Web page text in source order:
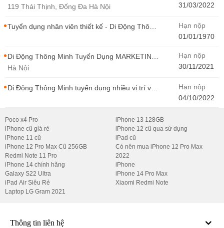
Bán Hàng Di Động Thông Minh
119 Thái Thịnh, Đống Đa Hà Nội
31/03/2022
Tuyển dụng nhân viên thiết kế - Di Động Thông
Hạn nộp
01/01/1970
Di Động Thông Minh Tuyển Dụng MARKETING
- CONTENT WIRITER
Hà Nội
Hạn nộp
30/11/2021
Di Động Thông Minh tuyển dụng nhiều vị trí với
Thông Minh
Hạn nộp
04/10/2022
Poco x4 Pro
iPhone cũ giá rẻ
iPhone 11 cũ
iPhone 12 Pro Max Cũ 256GB
Redmi Note 11 Pro
iPhone 14 chính hãng
Galaxy S22 Ultra
iPad Air Siêu Rẻ
Laptop LG Gram 2021
iPhone 13 128GB
iPhone 12 cũ qua sử dụng
iPad cũ
Có nên mua iPhone 12 Pro Max
2022
iPhone
iPhone 14 Pro Max
Xiaomi Redmi Note
Thông tin liên hệ